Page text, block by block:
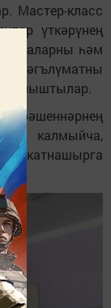
Мастер-класс
үткәрүнең
йолаларны һәм
мәгълүматны
таныштылар.
калмыйча,
катнашырга